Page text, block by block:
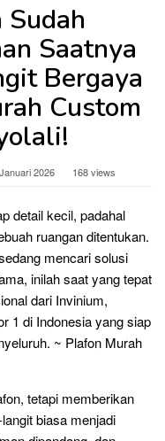
Saatnya
Bergaya
Custom
2026 168 views
detail kecil, padahal
ruangan ditentukan.
mencari solusi
inilah saat yang tepat
dari Invinium,
1 di Indonesia yang siap
~ Plafon Murah
tetapi memberikan
biasa menjadi